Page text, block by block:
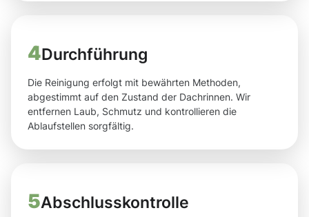
4Durchführung
Die Reinigung erfolgt mit bewährten Methoden,
abgestimmt auf den Zustand der Dachrinnen. Wir
entfernen Laub, Schmutz und kontrollieren die
Ablaufstellen sorgfältig.
5Abschlusskontrolle